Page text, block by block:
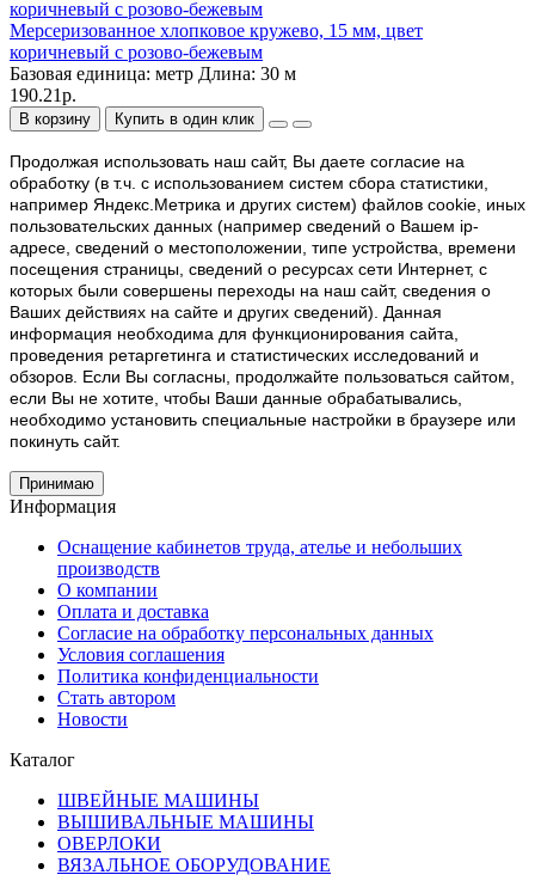
Мерсеризованное хлопковое кружево, 15 мм, цвет
коричневый с розово-бежевым
Базовая единица: метр Длина: 30 м
190.21р.
В корзину Купить в один клик
Продолжая использовать наш cайт, Вы даете согласие на
обработку (в т.ч. с использованием систем сбора статистики,
например Яндекс.Метрика и других систем) файлов cookie, иных
пользовательских данных (например сведений о Вашем ip-
адресе, сведений о местоположении, типе устройства, времени
посещения страницы, сведений о ресурсах сети Интернет, с
которых были совершены переходы на наш сайт, сведения о
Ваших действиях на сайте и других сведений). Данная
информация необходима для функционирования сайта,
проведения ретаргетинга и статистических исследований и
обзоров. Если Вы согласны, продолжайте пользоваться сайтом,
если Вы не хотите, чтобы Ваши данные обрабатывались,
необходимо установить специальные настройки в браузере или
покинуть сайт.
Принимаю
Информация
Оснащение кабинетов труда, ателье и небольших
производств
О компании
Оплата и доставка
Согласие на обработку персональных данных
Условия соглашения
Политика конфиденциальности
Стать автором
Новости
Каталог
ШВЕЙНЫЕ МАШИНЫ
ВЫШИВАЛЬНЫЕ МАШИНЫ
ОВЕРЛОКИ
ВЯЗАЛЬНОЕ ОБОРУДОВАНИЕ